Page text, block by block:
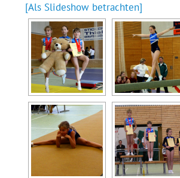
[Als Slideshow betrachten]